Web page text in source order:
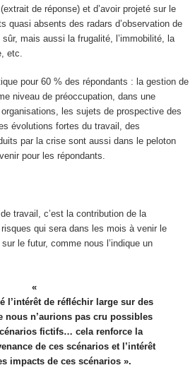
de réponse) et d’avoir projeté sur le
quasi absents des radars d’observation de
mais aussi la frugalité, l’immobilité, la
etc.
pour 60 % des répondants : la gestion de
niveau de préoccupation, dans une
les sujets de prospective des
évolutions fortes du travail, des
par la crise sont aussi dans le peloton
pour les répondants.
travail, c’est la contribution de la
qui sera dans les mois à venir le
le futur, comme nous l’indique un
l’intérêt de réfléchir large sur des
nous n’aurions pas cru possibles
fictifs… cela renforce la
de ces scénarios et l’intérêt
impacts de ces scénarios ».